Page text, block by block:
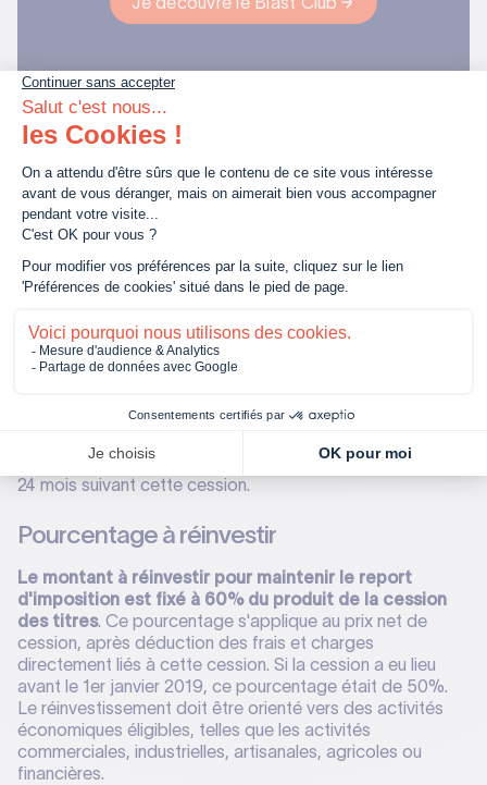
Les conditions pour bénéficier du
report d'imposition
Délais de réinvestissement
Pour bénéficier du report d'imposition prévu par l'article
de cession doit être effectué dans un délai de deux
ans suivant la cession des titres.
pour maintenir le bénéfice du report d'imposition si la
trois ans suivant l'apport. Si la cession a lieu avant
60% du prix de cession dans des actifs éligibles dans les
24 mois suivant cette cession.
Pourcentage à réinvestir
Le montant à réinvestir pour maintenir le report
d'imposition est fixé à 60% du produit de la cession
des titres. Ce pourcentage s'applique au prix net de
cession, après déduction des frais et charges
directement liés à cette cession. Si la cession a eu lieu
avant le 1er janvier 2019, ce pourcentage était de 50%.
Le réinvestissement doit être orienté vers des activités
économiques éligibles, telles que les activités
commerciales, industrielles, artisanales, agricoles ou
financières.